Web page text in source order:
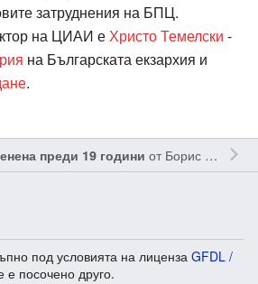
затруднения на БПЦ.
на ЦИАИ е Христо Темелски -
на Българската екзархия и
.
преди 19 години от Борис Маринов
под условията на лиценза GFDL /
е посочено друго.